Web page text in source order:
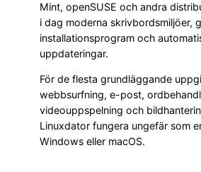
Mint, openSUSE och andra
i dag moderna skrivbordsmiljöer,
installationsprogram och
uppdateringar.
För de flesta grundläggande
webbsurfning, e-post,
videouppspelning och
Linuxdator fungera ungefär som
Windows eller macOS.